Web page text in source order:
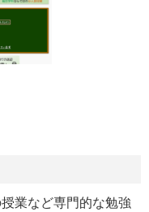
業など専門的な勉強